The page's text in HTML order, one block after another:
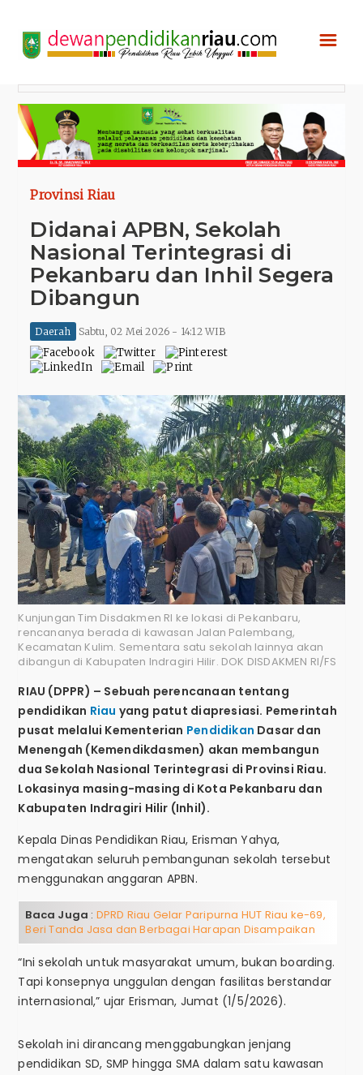
☰
Provinsi Riau
Didanai APBN, Sekolah
Nasional Terintegrasi di
Pekanbaru dan Inhil Segera
Dibangun
Daerah Sabtu, 02 Mei 2026 - 14:12 WIB
Kunjungan Tim Disdakmen RI ke lokasi di Pekanbaru,
rencananya berada di kawasan Jalan Palembang,
Kecamatan Kulim. Sementara satu sekolah lainnya akan
dibangun di Kabupaten Indragiri Hilir. DOK DISDAKMEN RI/FS
RIAU (DPPR) – Sebuah perencanaan tentang
pendidikan Riau yang patut diapresiasi. Pemerintah
pusat melalui Kementerian Pendidikan Dasar dan
Menengah (Kemendikdasmen) akan membangun
dua Sekolah Nasional Terintegrasi di Provinsi Riau.
Lokasinya masing-masing di Kota Pekanbaru dan
Kabupaten Indragiri Hilir (Inhil).
Kepala Dinas Pendidikan Riau, Erisman Yahya,
mengatakan seluruh pembangunan sekolah tersebut
menggunakan anggaran APBN.
Baca Juga : DPRD Riau Gelar Paripurna HUT Riau ke-69,
Beri Tanda Jasa dan Berbagai Harapan Disampaikan
“Ini sekolah untuk masyarakat umum, bukan boarding.
Tapi konsepnya unggulan dengan fasilitas berstandar
internasional,” ujar Erisman, Jumat (1/5/2026).
Sekolah ini dirancang menggabungkan jenjang
pendidikan SD, SMP hingga SMA dalam satu kawasan